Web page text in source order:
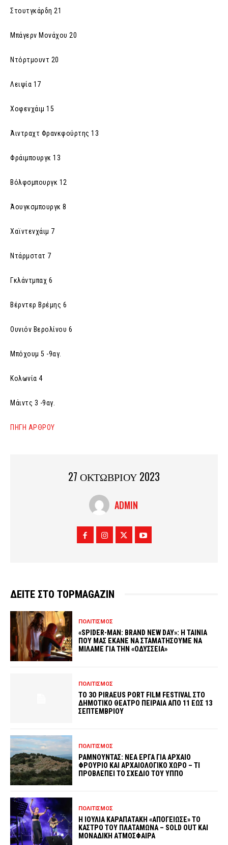
Στουτγκάρδη 21
Μπάγερν Μονάχου 20
Ντόρτμουντ 20
Λειψία 17
Χοφενχάιμ 15
Άιντραχτ Φρανκφούρτης 13
Φράιμπουργκ 13
Βόλφσμπουργκ 12
Άουγκσμπουργκ 8
Χαϊντενχάιμ 7
Ντάρμστατ 7
Γκλάντμπαχ 6
Βέρντερ Βρέμης 6
Ουνιόν Βερολίνου 6
Μπόχουμ 5 -9αγ.
Κολωνία 4
Μάιντς 3 -9αγ.
ΠΗΓΗ ΑΡΘΡΟΥ
27 ΟΚΤΩΒΡΙΟΥ 2023
ADMIN
ΔΕΙΤΕ ΣΤΟ TOPMAGAZIN
ΠΟΛΙΤΙΣΜΟΣ
«SPIDER-MAN: BRAND NEW DAY»: Η ΤΑΙΝΙΑ
ΠΟΥ ΜΑΣ ΕΚΑΝΕ ΝΑ ΣΤΑΜΑΤΗΣΟΥΜΕ ΝΑ
ΜΙΛΑΜΕ ΓΙΑ ΤΗΝ «ΟΔΥΣΣΕΙΑ»
ΠΟΛΙΤΙΣΜΟΣ
ΤΟ 3O PIRAEUS PORT FILM FESTIVAL ΣΤΟ
ΔΗΜΟΤΙΚΟ ΘΕΑΤΡΟ ΠΕΙΡΑΙΑ ΑΠΟ 11 ΕΩΣ 13
ΣΕΠΤΕΜΒΡΙΟΥ
ΠΟΛΙΤΙΣΜΟΣ
ΡΑΜΝΟΥΝΤΑΣ: ΝΕΑ ΕΡΓΑ ΓΙΑ ΑΡΧΑΙΟ
ΦΡΟΥΡΙΟ ΚΑΙ ΑΡΧΑΙΟΛΟΓΙΚΟ ΧΩΡΟ – ΤΙ
ΠΡΟΒΛΕΠΕΙ ΤΟ ΣΧΕΔΙΟ ΤΟΥ ΥΠΠΟ
ΠΟΛΙΤΙΣΜΟΣ
Η ΙΟΥΛΙΑ ΚΑΡΑΠΑΤΑΚΗ «ΑΠΟΓΕΙΩΣΕ» ΤΟ
ΚΑΣΤΡΟ ΤΟΥ ΠΛΑΤΑΜΩΝΑ – SOLD OUT ΚΑΙ
ΜΟΝΑΔΙΚΗ ΑΤΜΟΣΦΑΙΡΑ